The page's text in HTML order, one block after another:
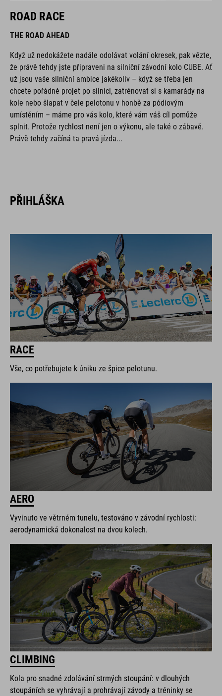
ROAD RACE
THE ROAD AHEAD
Když už nedokážete nadále odolávat volání okresek, pak vězte,
že právě tehdy jste připraveni na silniční závodní kolo CUBE. Ať
už jsou vaše silniční ambice jakékoliv – když se třeba jen
chcete pořádně projet po silnici, zatrénovat si s kamarády na
kole nebo šlapat v čele pelotonu v honbě za pódiovým
umístěním – máme pro vás kolo, které vám váš cíl pomůže
splnit. Protože rychlost není jen o výkonu, ale také o zábavě.
Právě tehdy začíná ta pravá jízda...
PŘIHLÁŠKA
RACE
Vše, co potřebujete k úniku ze špice pelotunu.
AERO
Vyvinuto ve větrném tunelu, testováno v závodní rychlosti:
aerodynamická dokonalost na dvou kolech.
CLIMBING
Kola pro snadné zdolávání strmých stoupání: v dlouhých
stoupáních se vyhrávají a prohrávají závody a tréninky se